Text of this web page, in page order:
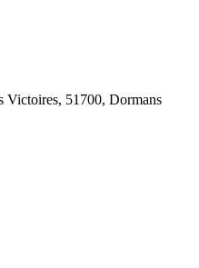
Victoires, 51700, Dormans